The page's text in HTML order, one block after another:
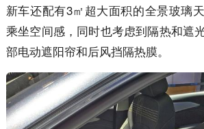
新车还配有3㎡超大面积的全景玻璃
乘坐空间感，同时也考虑到隔热和遮
部电动遮阳帘和后风挡隔热膜。